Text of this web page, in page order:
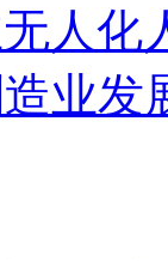
人化
业发